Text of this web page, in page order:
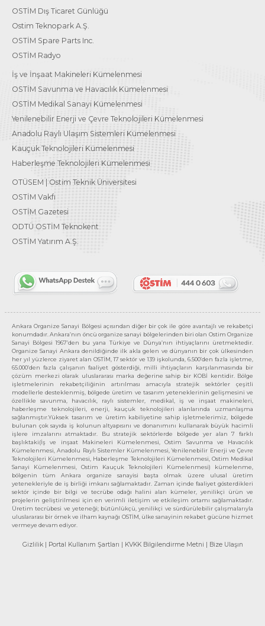
OSTİM Dış Ticaret Günlüğü
Ostim Teknopark A.Ş.
OSTİM Spare Parts Inc.
OSTİM Radyo
İş ve İnşaat Makineleri Kümelenmesi
OSTİM Savunma ve Havacılık Kümelenmesi
OSTİM Medikal Sanayi Kümelenmesi
Yenilenebilir Enerji ve Çevre Teknolojileri Kümelenmesi
Anadolu Raylı Ulaşım Sistemleri Kümelenmesi
Kauçuk Teknolojileri Kümelenmesi
Haberleşme Teknolojileri Kümelenmesi
OTÜSEM | Ostim Teknik Üniversitesi
OSTİM Vakfı
OSTİM Gazetesi
ODTÜ OSTİM Teknokent
OSTİM Yatırım A.Ş.
Ankara Organize Sanayi Bölgesi açısından diğer bir çok ile göre avantajlı ve rekabetçi
konumdadır. Ankara’nın öncü organize sanayi bölgelerinden biri olan Ostim Organize
Sanayi Bölgesi 1967’den bu yana Türkiye ve Dünya’nın ihtiyaçlarını üretmektedir.
Organize Sanayi Ankara denildiğinde ilk akla gelen ve dünyanın bir çok ülkesinden
her yıl yüzlerce ziyaret alan OSTİM, 17 sektör ve 139 işkolunda, 6.500’den fazla işletme,
65.000’den fazla çalışanın faaliyet gösterdiği, milli ihtiyaçların karşılanmasında bir
çözüm merkezi olarak uluslararası marka değerine sahip bir KOBİ kentidir. Bölge
işletmelerinin rekabetçiliğinin artırılması amacıyla stratejik sektörler çeşitli
modellerle desteklenmiş, bölgede üretim ve tasarım yeteneklerinin gelişmesini ve
özellikle savunma, havacılık, raylı sistemler, medikal, iş ve inşaat makineleri,
haberleşme teknolojileri, enerji, kauçuk teknolojileri alanlarında uzmanlaşma
sağlanmıştır.Yüksek tasarım ve üretim kabiliyetine sahip işletmelerimiz, bölgede
bulunan çok sayıda iş kolunun altyapısını ve donanımını kullanarak büyük hacimli
işlere imzalarını atmaktadır. Bu stratejik sektörlerde bölgede yer alan 7 farklı
başlıktaki(İş ve inşaat Makineleri Kümelenmesi, Ostim Savunma ve Havacılık
Kümelenmesi, Anadolu Raylı Sistemler Kümelenmesi, Yenilenebilir Enerji ve Çevre
Teknolojileri Kümelenmesi, Haberleşme Teknolojileri Kümelenmesi, Ostim Medikal
Sanayi Kümelenmesi, Ostim Kauçuk Teknolojileri Kümelenmesi) kümelenme,
bölgenin tüm Ankara organize sanayisi başta olmak üzere ulusal üretim
yetenekleriyle de iş birliği imkanı sağlamaktadır. Zaman içinde faaliyet gösterdikleri
sektör içinde bir bilgi ve tecrübe odağı halini alan kümeler, yenilikçi ürün ve
projelerin geliştirilmesi için en verimli iletişim ve etkileşim ortamı sağlamaktadır.
Üretim tecrübesi ve yeteneği; bütünlükçü, yenilikçi ve sürdürülebilir çalışmalarıyla
uluslararası bir örnek ve ilham kaynağı OSTİM, ülke sanayinin rekabet gücüne hizmet
vermeye devam ediyor.
Gizlilik | Portal Kullanım Şartları | KVKK Bilgilendirme Metni | Bize Ulaşın